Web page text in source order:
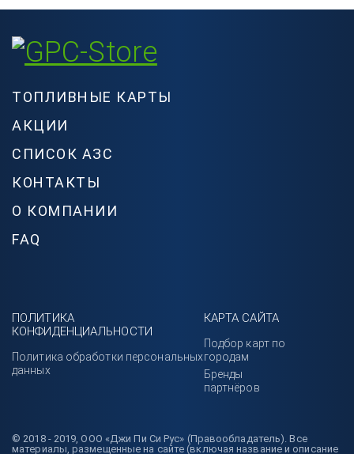
ТОПЛИВНЫЕ КАРТЫ
АКЦИИ
СПИСОК АЗС
КОНТАКТЫ
О КОМПАНИИ
FAQ
© 2018 - 2019, ООО «Джи Пи Си Рус» (Правообладатель). Все
материалы, размещенные на сайте (включая название и описание
ПОЛИТИКА
КОНФИДЕНЦИАЛЬНОСТИ
Политика обработки персональных
данных
КАРТА САЙТА
Подбор карт по
городам
Бренды
партнёров